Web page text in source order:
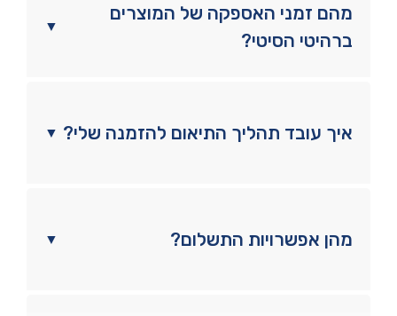
▼
מהם זמני האספקה של המוצרים
ברהיטי הסיטי?
▼ איך עובד תהליך התיאום להזמנה שלי?
▼ מהן אפשרויות התשלום?